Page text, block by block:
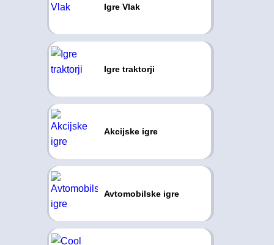
Igre Vlak
Igre traktorji
Akcijske igre
Avtomobilske igre